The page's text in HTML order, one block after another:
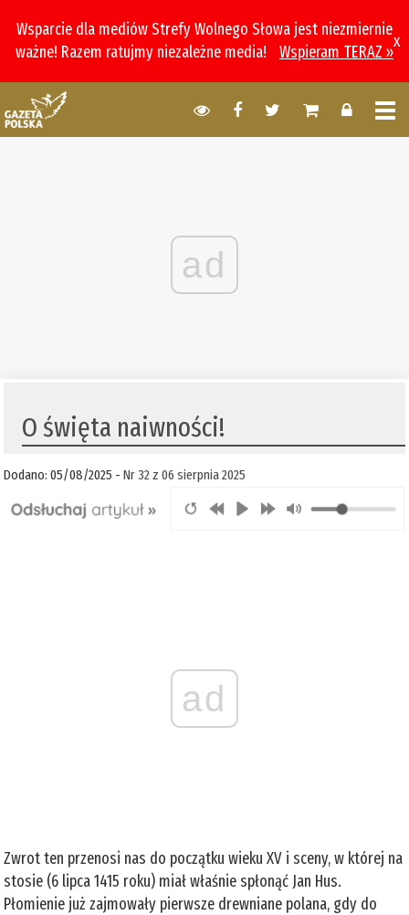
Wsparcie dla mediów Strefy Wolnego Słowa jest niezmiernie
ważne! Razem ratujmy niezależne media!
Wspieram TERAZ »
x
ad
O święta naiwności!
Dodano: 05/08/2025 -Nr 32 z 06 sierpnia 2025
ad
Zwrot ten przenosi nas do początku wieku XV i sceny, w której na
stosie (6 lipca 1415 roku) miał właśnie spłonąć Jan Hus.
Płomienie już zajmowały pierwsze drewniane polana, gdy do